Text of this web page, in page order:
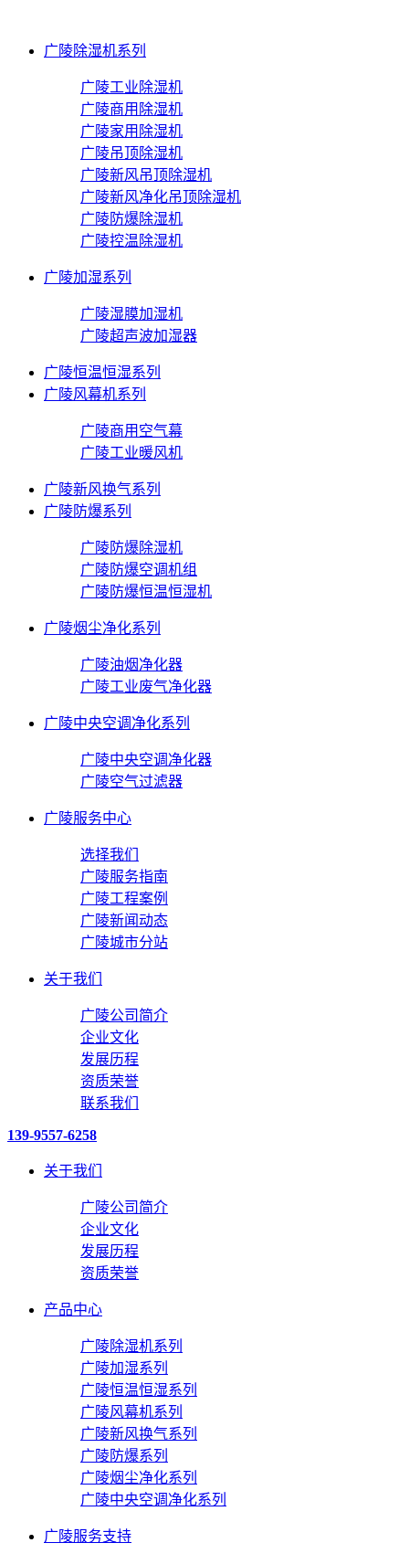
广陵除湿机系列
广陵工业除湿机
广陵商用除湿机
广陵家用除湿机
广陵吊顶除湿机
广陵新风吊顶除湿机
广陵新风净化吊顶除湿机
广陵防爆除湿机
广陵控温除湿机
广陵加湿系列
广陵湿膜加湿机
广陵超声波加湿器
广陵恒温恒湿系列
广陵风幕机系列
广陵商用空气幕
广陵工业暖风机
广陵新风换气系列
广陵防爆系列
广陵防爆除湿机
广陵防爆空调机组
广陵防爆恒温恒湿机
广陵烟尘净化系列
广陵油烟净化器
广陵工业废气净化器
广陵中央空调净化系列
广陵中央空调净化器
广陵空气过滤器
广陵服务中心
选择我们
广陵服务指南
广陵工程案例
广陵新闻动态
广陵城市分站
关于我们
广陵公司简介
企业文化
发展历程
资质荣誉
联系我们
139-9557-6258
关于我们
广陵公司简介
企业文化
发展历程
资质荣誉
产品中心
广陵除湿机系列
广陵加湿系列
广陵恒温恒湿系列
广陵风幕机系列
广陵新风换气系列
广陵防爆系列
广陵烟尘净化系列
广陵中央空调净化系列
广陵服务支持